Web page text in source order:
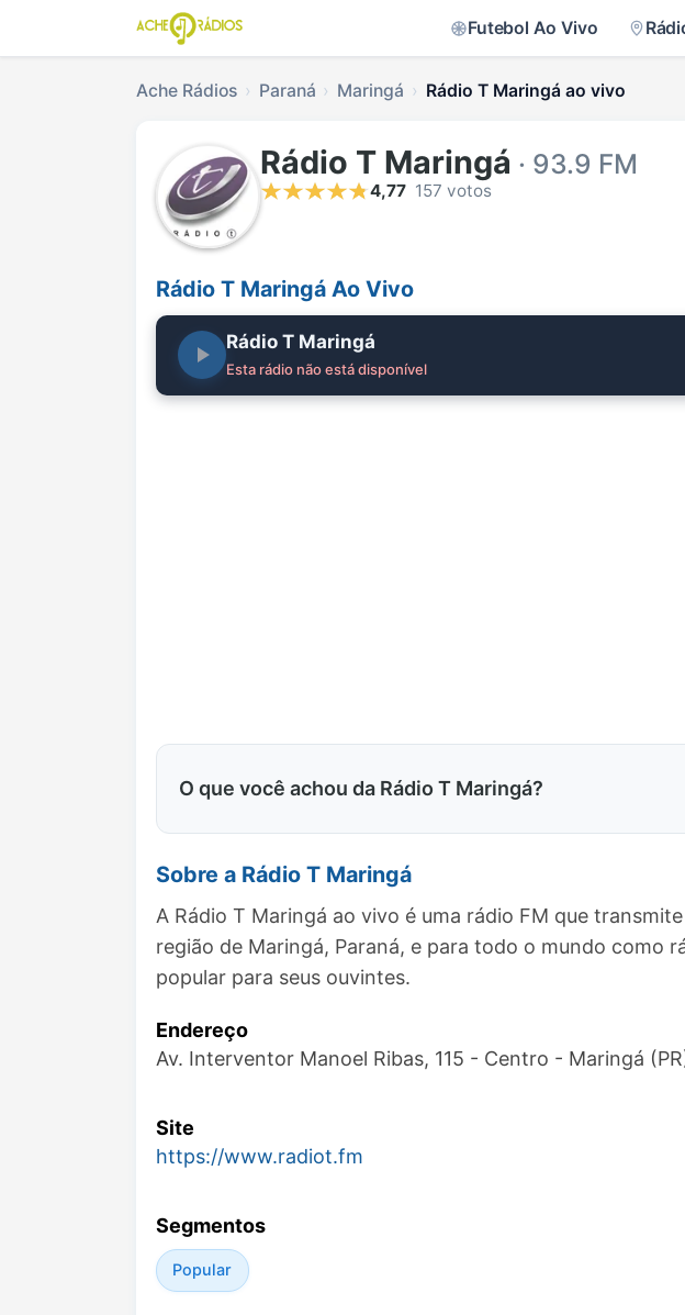
Futebol Ao Vivo
Ache Rádios Paraná Maringá Rádio T Maringá ao vivo
Rádio T Maringá · 93.9 FM
4,77 157 votos
Rádio T Maringá Ao Vivo
Rádio T Maringá
Esta rádio não está disponível
O que você achou da Rádio T Maringá?
Sobre a Rádio T Maringá
A Rádio T Maringá ao vivo é uma rádio FM que
região de Maringá, Paraná, e para todo o mundo como
popular para seus ouvintes.
Endereço
Av. Interventor Manoel Ribas, 115 - Centro - Maringá
Site
https://www.radiot.fm
Segmentos
Popular